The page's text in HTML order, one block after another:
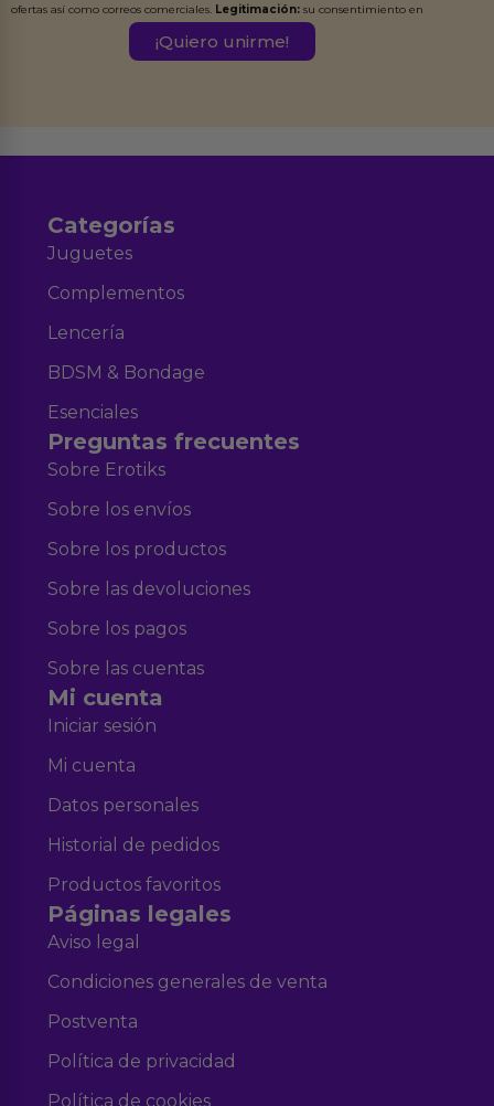
ofertas así como correos comerciales. Legitimación: su consentimiento en
Destinatarios:Ferran Roig Muñoz. Podrás ejercer tus
Categorías
Juguetes
Complementos
Lencería
BDSM & Bondage
Esenciales
Preguntas frecuentes
Sobre Erotiks
Sobre los envíos
Sobre los productos
Sobre las devoluciones
Sobre los pagos
Sobre las cuentas
Mi cuenta
Iniciar sesión
Mi cuenta
Datos personales
Historial de pedidos
Productos favoritos
Páginas legales
Aviso legal
Condiciones generales de venta
Postventa
Política de privacidad
Política de cookies